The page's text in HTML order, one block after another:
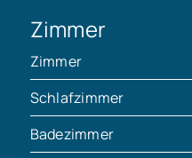
Zimmer
Zimmer
Schlafzimmer
Badezimmer